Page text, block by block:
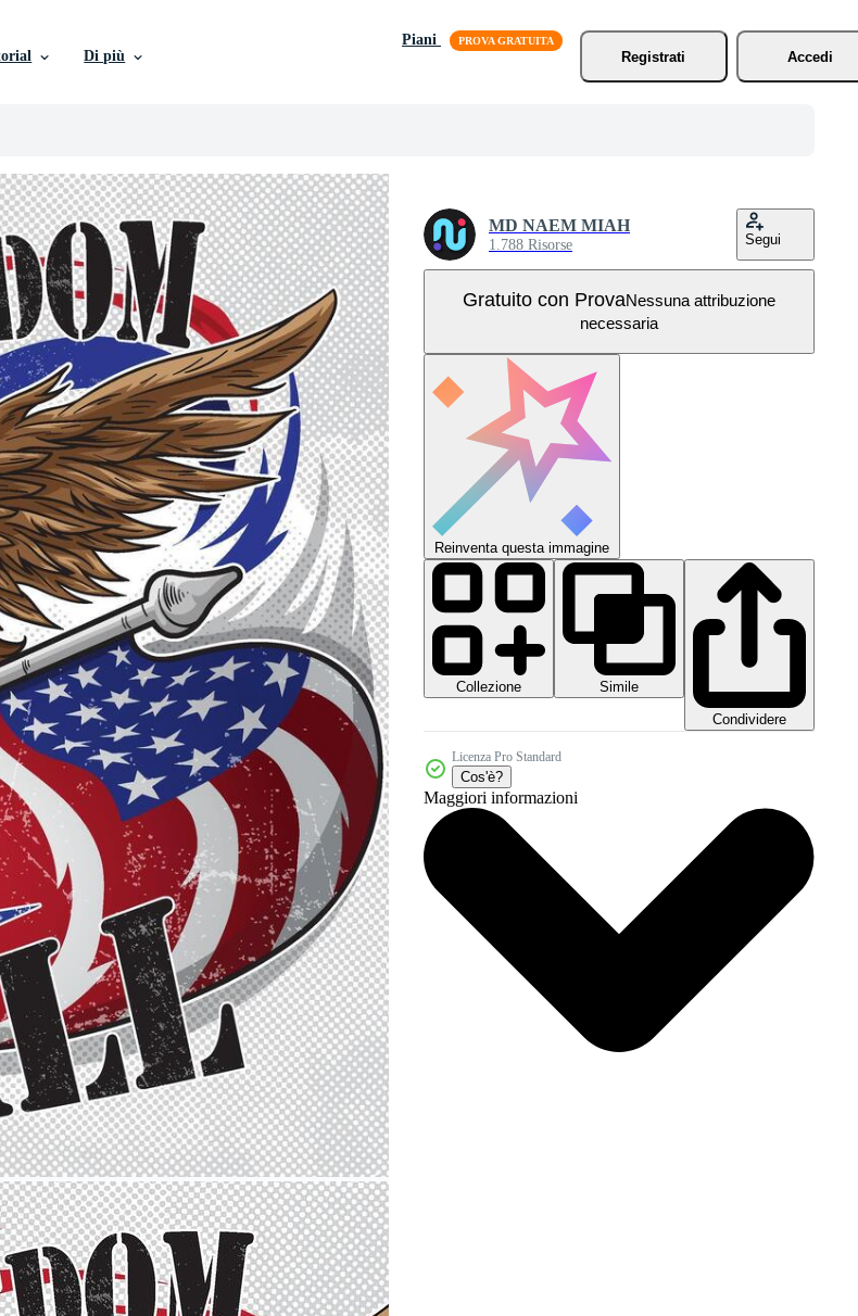
Di più
Piani
Registrati
Accedi
MD NAEM MIAH
1.788 Risorse Segui
Gratuito con ProvaNessuna attribuzione
necessaria
Reinventa questa immagine
Collezione
Simile
Condividere
Licenza Pro Standard
Cos'è?
Maggiori informazioni